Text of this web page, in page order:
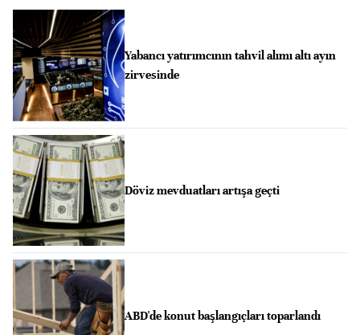
Yabancı yatırımcının tahvil alımı altı ayın
zirvesinde
Döviz mevduatları artışa geçti
ABD'de konut başlangıçları toparlandı